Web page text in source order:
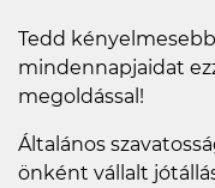
Tedd
mindennapjaidat
megoldással!
Általános
önként vállalt